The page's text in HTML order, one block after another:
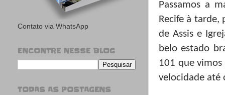
Passamos a
Recife à tarde,
de Assis e
belo estado
101 que
velocidade até
Contato via WhatsApp
ENCONTRE NESSE BLOG
TODAS AS POSTAGENS